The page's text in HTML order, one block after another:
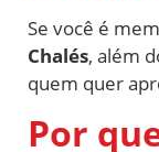
Se você é
Chalés, além
quem quer
Por